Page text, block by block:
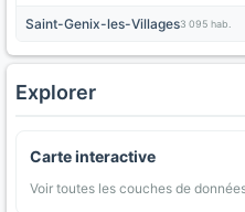
Saint-Genix-les-Villages3 095 hab.
Explorer
Carte interactive
Voir toutes les couches de